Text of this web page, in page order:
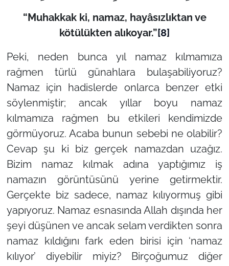
“Muhakkak ki, namaz, hayâsızlıktan ve
kötülükten alıkoyar.”[8]
Peki, neden bunca yıl namaz kılmamıza
rağmen türlü günahlara bulaşabiliyoruz?
Namaz için hadislerde onlarca benzer etki
söylenmiştir; ancak yıllar boyu namaz
kılmamıza rağmen bu etkileri kendimizde
görmüyoruz. Acaba bunun sebebi ne olabilir?
Cevap şu ki biz gerçek namazdan uzağız.
Bizim namaz kılmak adına yaptığımız iş
namazın görüntüsünü yerine getirmektir.
Gerçekte biz sadece, namaz kılıyormuş gibi
yapıyoruz. Namaz esnasında Allah dışında her
şeyi düşünen ve ancak selam verdikten sonra
namaz kıldığını fark eden birisi için ‘namaz
kılıyor’ diyebilir miyiz? Birçoğumuz diğer